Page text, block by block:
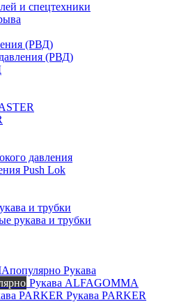
и спецтехники
(РВД)
(РВД)
давления
Push Lok
и трубки
рукава и трубки
Рукава
Рукава ALFAGOMMA
PARKER Рукава PARKER